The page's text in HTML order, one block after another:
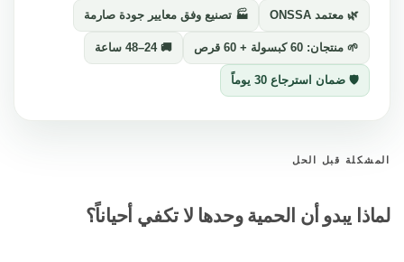
🌿 معتمد ONSSA 🏭 تصنيع وفق معايير جودة صارمة
🌱 منتجان: 60 كبسولة + 60 قرص 🚚 24–48 ساعة
🛡️ ضمان استرجاع 30 يوماً
قبل الحل
يبدو أن الحمية وحدها لا تكفي أحياناً؟